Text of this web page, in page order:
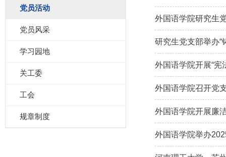
党员活动
党员风采
学习园地
关工委
工会
规章制度
外国语学院研究生
研究生党支部举办“
外国语学院开展“宪
外国语学院召开党
外国语学院开展廉
外国语学院举办